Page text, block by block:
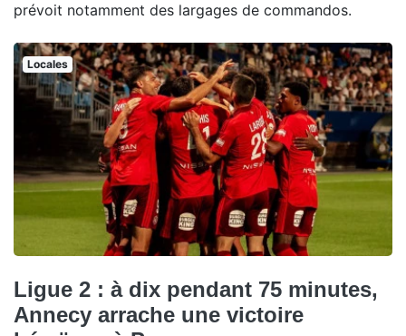
prévoit notamment des largages de commandos.
Locales
Ligue 2 : à dix pendant 75 minutes,
Annecy arrache une victoire